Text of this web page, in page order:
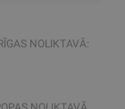
NOLIKTAVĀ: